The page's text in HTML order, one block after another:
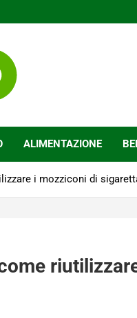
ALIMENTAZIONE
i mozziconi di